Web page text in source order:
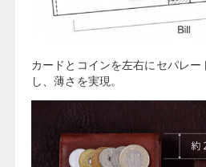
カードとコインを左右にセパレ
し、薄さを実現。